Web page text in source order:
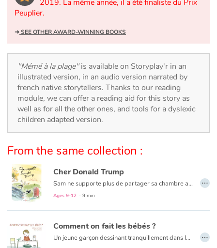
Learning
Arts, space, activities
Documentaries
With the family
Daily life and hobbies
Festivals and events
Love and friendship
Social issues
Emotions and feelings
2019. La même année, il a été finaliste du Prix
Peuplier.
➜SEE OTHER AWARD-WINNING BOOKS
"Mémé à la plage"is available on Storyplay'r in an
illustrated version, in an audio version narrated by
french native storytellers. Thanks to our reading
module, we can offer a reading aid for this story as
well as for all the other ones, and tools for a dyslexic
children adapted version.
From the same collection :
Cher Donald Trump
Sam ne supporte plus de partager sa chambre avec son frère : il l’empêche de dormir et lui prend ses choses sans même lui demander son accord.
Mais alors que ça lui parait être la solution idéale, son entourage ne semble pas tout à fait du même avis… Sam se lance alors dans l’écriture d’une série de lettres adressées à Donald Trump dans lequel il lui fait part de ses plans, ses réflexions et lui demande quelques conseils.
Ages 9-12 - 9 min
…
Comment on fait les bébés ?
Un jeune garçon dessinant tranquillement dans le salon pose LA grande question à ses parents : comment on fait les bébés ? Quoi répondre ?
…